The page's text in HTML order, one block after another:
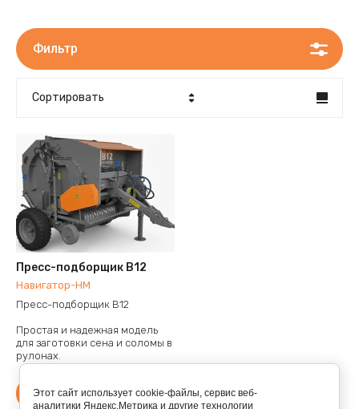
Фильтр
Сортировать
Цена - возрастание
Название - Я-А
Название - А-Я
Пресс-подборщик B12
Навигатор-НМ
Пресс-подборщик B12
Простая и надежная модель
для заготовки сена и соломы в
рулонах.
Запросить цену
Этот сайт использует cookie-файлы, сервис веб-
аналитики Яндекс.Метрика и другие технологии